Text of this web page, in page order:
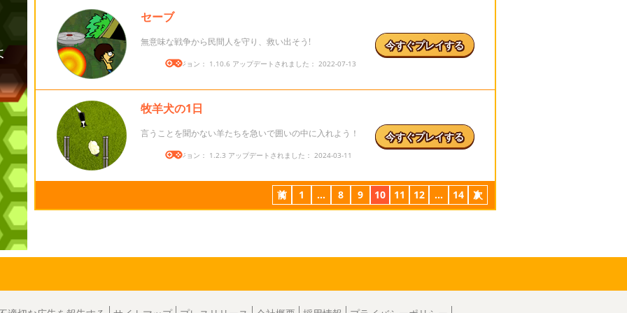
セーブ
無意味な戦争から民間人を守り、救い出そう!
バージョン： 1.10.6 アップデートされました： 2022-07-13
今すぐプレイする
牧羊犬の1日
言うことを聞かない羊たちを急いで囲いの中に入れよう！
バージョン： 1.2.3 アップデートされました： 2024-03-11
今すぐプレイする
前 1 ... 8 9 10 11 12 ... 14 次